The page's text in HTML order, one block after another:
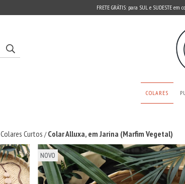
FRETE GRÁTIS: para SUL e SUDESTE
COLARES
Colares Curtos / Colar Alluxa, em Jarina (Marfim Vegetal)
NOVO